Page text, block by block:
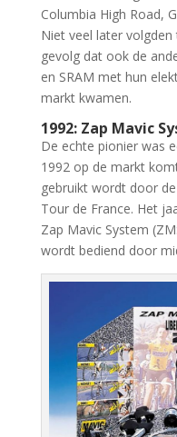
Columbia High Road,
Niet veel later
gevolg dat ook de
en SRAM met hun
markt kwamen.
1992: Zap Mavic
De echte pionier was
1992 op de markt
gebruikt wordt door
Tour de France. Het
Zap Mavic System
wordt bediend door